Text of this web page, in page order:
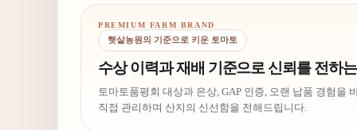
PREMIUM FARM BRAND
햇살농원의 기준으로 키운 토마토
수상 이력과 재배 기준으로 신뢰를 전하
토마토품평회 대상과 은상, GAP 인증, 오랜 납품 경험을
직접 관리하며 산지의 신선함을 전해드립니다.
프리미엄 짭짤이는 확실히
먹어야겠어요.
프리미엄 짭짤이는 확실히 맛이